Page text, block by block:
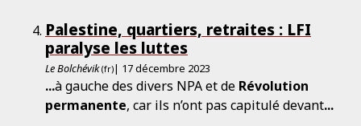
Palestine, quartiers, retraites : LFI
paralyse les luttes
Le Bolchévik (fr)| 17 décembre 2023
...à gauche des divers NPA et de Révolution
permanente, car ils n’ont pas capitulé devant...